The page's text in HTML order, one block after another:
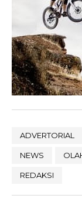
ADVERTORIAL
NEWS
REDAKSI